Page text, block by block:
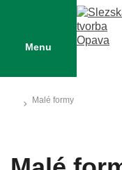
Menu
Malé formy